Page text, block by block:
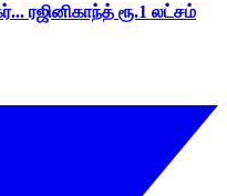
ரஜினிகாந்த் ரூ.1 லட்சம்